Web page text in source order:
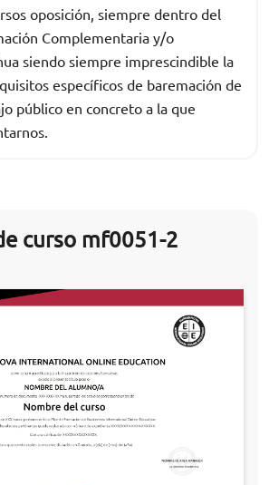
oposición, siempre dentro del
Complementaria y/o
siendo siempre imprescindible la
específicos de baremación de
público en concreto a la que
curso mf0051-2